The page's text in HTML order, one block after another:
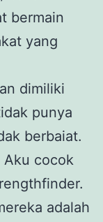
bermain
yang
dimiliki
punya
berbaiat.
Aku cocok
adalah